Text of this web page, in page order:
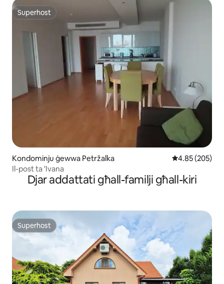
Superhost
Superhost
Kondominju ġewwa Petržalka Rating medju
4.85 (205)
Il-post ta 'Ivana
Djar addattati għall-familji għall-kiri
Superhost
Superhost